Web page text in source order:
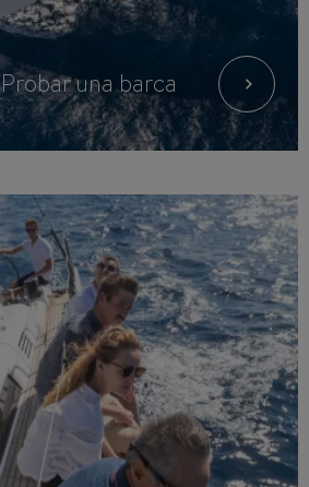
Probar una barca